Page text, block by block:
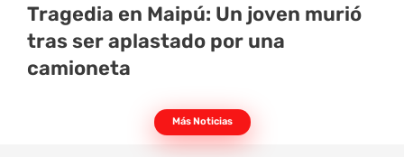
Tragedia en Maipú: Un joven murió
tras ser aplastado por una
camioneta
Más Noticias